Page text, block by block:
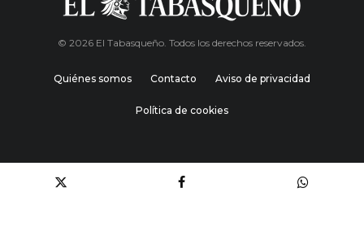
© 2026 El Tabasqueño. Todos los derechos reservados.
Quiénes somos Contacto Aviso de privacidad
Política de cookies